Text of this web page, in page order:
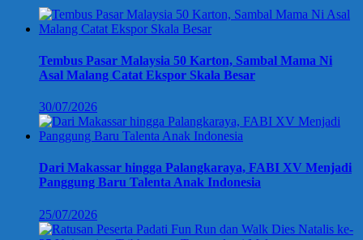
Tembus Pasar Malaysia 50 Karton, Sambal Mama Ni
Asal Malang Catat Ekspor Skala Besar
30/07/2026
Dari Makassar hingga Palangkaraya, FABI XV Menjadi
Panggung Baru Talenta Anak Indonesia
25/07/2026